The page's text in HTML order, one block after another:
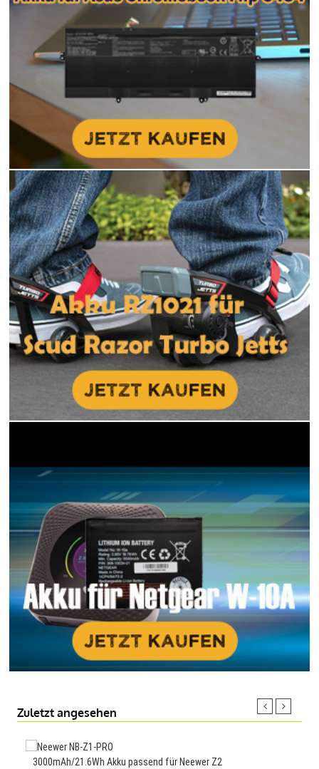
Zuletzt angesehen
3000mAh/21.6Wh Akku passend für Neewer Z2